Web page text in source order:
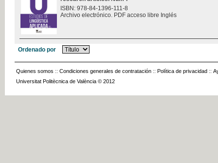
ISBN: 978-84-1396-111-8
Archivo electrónico. PDF acceso libre Inglés
Ordenado por
Quienes somos :: Condiciones generales de contratación :: Política de privacidad ::
Universitat Politècnica de València © 2012